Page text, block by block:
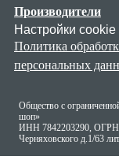
Производители
Настройки cookie
Политика
персональных
Общество с
шоп»
ИНН 7842203290, ОГРН
Черняховского д.1/63